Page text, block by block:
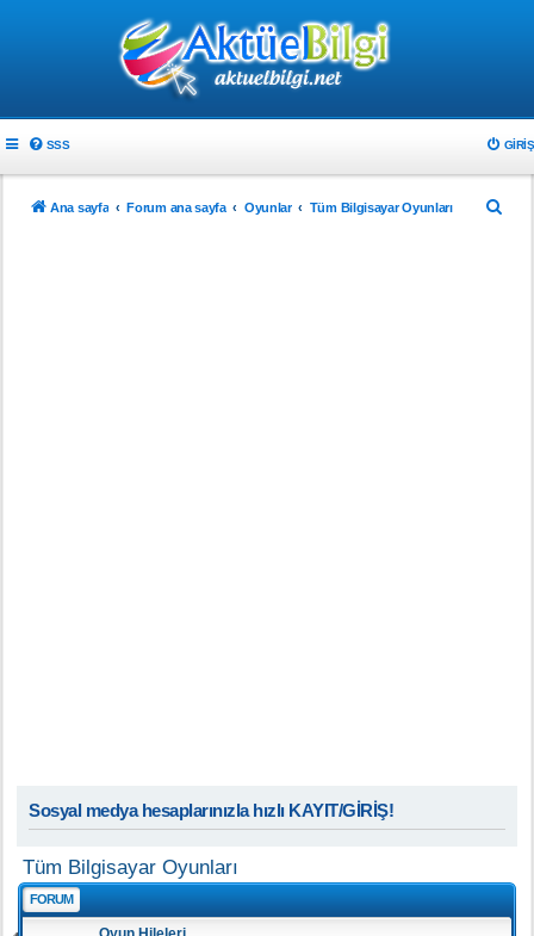
SSS GIRIŞ
Ana sayfa Forum ana sayfa Oyunlar Tüm Bilgisayar Oyunları
Sosyal medya hesaplarınızla hızlı KAYIT/GİRİŞ!
Tüm Bilgisayar Oyunları
FORUM